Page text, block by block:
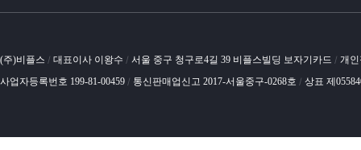
(주)비플스 / 대표이사 이왕수 / 서울 중구 청구로4길 39 비플스빌딩 보자기카드 / 개
사업자등록번호 199-81-00459 / 통신판매업신고 2017-서울중구-0268호 / 상표 제